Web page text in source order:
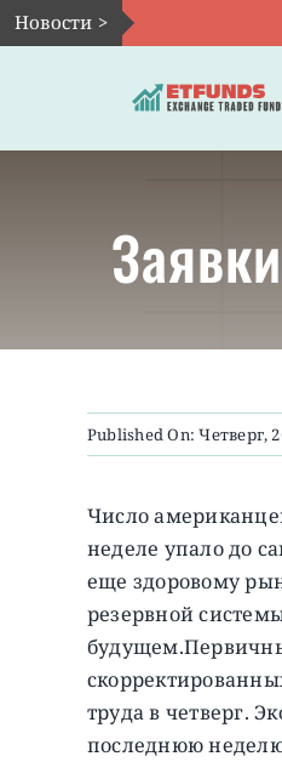
Skip
to
Новости >
Published On: Четверг,
Число
неделе упало до
еще здоровому
резервной
будущем.
труда в четверг.
последнюю